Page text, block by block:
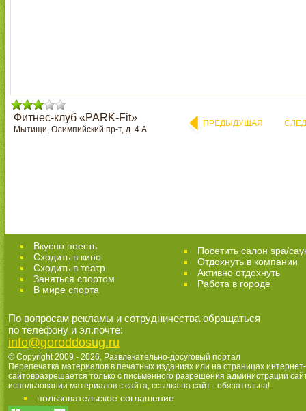
Фитнес-клуб «PARK-Fit»
Мытищи, Олимпийский пр-т, д. 4 А
ПРЕДЫДУЩАЯ
Вкусно поесть
Сходить в кино
Cходить в театр
Заняться спортом
В мире спорта
Посетить салон spa/
Отдохнуть в компании
Активно отдохнуть
Работа в городе
По вопросам рекламы и сотрудничества обращаться
по телефону и эл.почте:
info@goroddosug.ru
© Copyright 2009 - 2026, Развлекательно-досуговый портал
Перепечатка материалов в печатных изданиях или на страницах интернет-
сайтовразрешается только с письменного разрешения администрации
использовании материалов с сайта, ссылка на сайт - обязательна!
пользовательское соглашение